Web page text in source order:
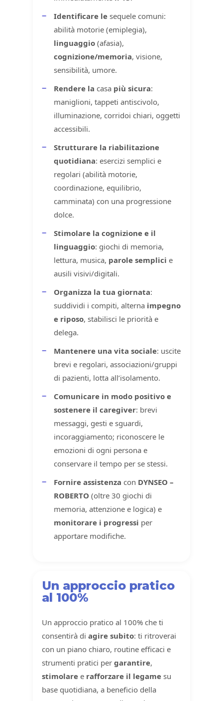
Identificare le sequele comuni:
abilità motorie (emiplegia),
linguaggio (afasia),
cognizione/memoria, visione,
sensibilità, umore.
Rendere la casa più sicura:
maniglioni, tappeti antiscivolo,
illuminazione, corridoi chiari, oggetti
accessibili.
Strutturare la riabilitazione
quotidiana: esercizi semplici e
regolari (abilità motorie,
coordinazione, equilibrio,
camminata) con una progressione
dolce.
Stimolare la cognizione e il
linguaggio: giochi di memoria,
lettura, musica, parole semplici e
ausili visivi/digitali.
Organizza la tua giornata:
suddividi i compiti, alterna impegno
e riposo, stabilisci le priorità e
delega.
Mantenere una vita sociale: uscite
brevi e regolari, associazioni/gruppi
di pazienti, lotta all’isolamento.
Comunicare in modo positivo e
sostenere il caregiver: brevi
messaggi, gesti e sguardi,
incoraggiamento; riconoscere le
emozioni di ogni persona e
conservare il tempo per se stessi.
Fornire assistenza con DYNSEO –
ROBERTO (oltre 30 giochi di
memoria, attenzione e logica) e
monitorare i progressi per
apportare modifiche.
Un approccio pratico
al 100%
Un approccio pratico al 100% che ti
consentirà diagire subito: ti ritroverai
con un piano chiaro, routine efficaci e
strumenti pratici pergarantire,
stimolare e rafforzare il legame su
base quotidiana, a beneficio della